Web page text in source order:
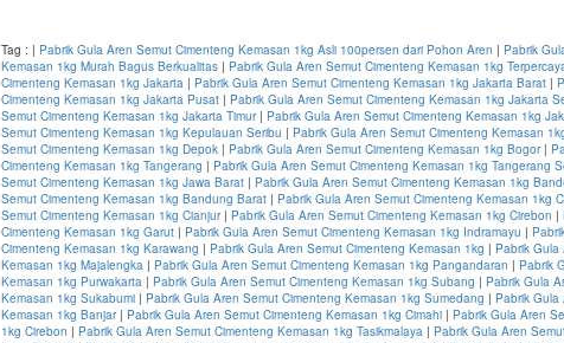
Tag : | Pabrik Gula Aren Semut Cimenteng Kemasan 1kg Asli 100persen dari Pohon Aren | Pabrik
Kemasan 1kg Murah Bagus Berkualitas | Pabrik Gula Aren Semut Cimenteng Kemasan 1kg
Cimenteng Kemasan 1kg Jakarta | Pabrik Gula Aren Semut Cimenteng Kemasan 1kg Jakarta Barat |
Cimenteng Kemasan 1kg Jakarta Pusat | Pabrik Gula Aren Semut Cimenteng Kemasan 1kg Jakarta
Semut Cimenteng Kemasan 1kg Jakarta Timur| Pabrik Gula Aren Semut Cimenteng Kemasan 1kg
Semut Cimenteng Kemasan 1kg Kepulauan Seribu | Pabrik Gula Aren Semut Cimenteng Kemasan
Semut Cimenteng Kemasan 1kg Depok | Pabrik Gula Aren Semut Cimenteng Kemasan 1kg Bogor|
Cimenteng Kemasan 1kg Tangerang | Pabrik Gula Aren Semut Cimenteng Kemasan 1kg Tangerang
Semut Cimenteng Kemasan 1kg Jawa Barat | Pabrik Gula Aren Semut Cimenteng Kemasan 1kg
Semut Cimenteng Kemasan 1kg Bandung Barat | Pabrik Gula Aren Semut Cimenteng Kemasan 1kg
Semut Cimenteng Kemasan 1kg Cianjur| Pabrik Gula Aren Semut Cimenteng Kemasan 1kg Cirebon |
Cimenteng Kemasan 1kg Garut | Pabrik Gula Aren Semut Cimenteng Kemasan 1kg Indramayu |
Cimenteng Kemasan 1kg Karawang | Pabrik Gula Aren Semut Cimenteng Kemasan 1kg | Pabrik Gula
Kemasan 1kg Majalengka | Pabrik Gula Aren Semut Cimenteng Kemasan 1kg Pangandaran | Pabrik
Kemasan 1kg Purwakarta | Pabrik Gula Aren Semut Cimenteng Kemasan 1kg Subang | Pabrik Gula
Kemasan 1kg Sukabumi | Pabrik Gula Aren Semut Cimenteng Kemasan 1kg Sumedang | Pabrik Gula
Kemasan 1kg Banjar| Pabrik Gula Aren Semut Cimenteng Kemasan 1kg Cimahi | Pabrik Gula Aren
1kg Cirebon | Pabrik Gula Aren Semut Cimenteng Kemasan 1kg Tasikmalaya | Pabrik Gula Aren